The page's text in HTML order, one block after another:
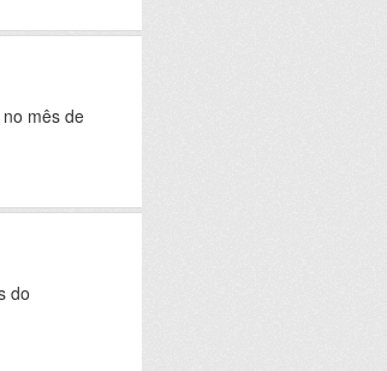
mês de
do